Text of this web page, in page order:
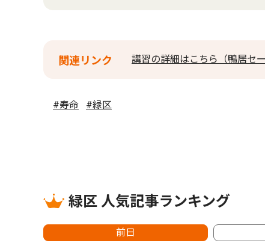
関連リンク 講習の詳細はこちら（鴨居セ
#寿命 #緑区
緑区 人気記事ランキング
前日